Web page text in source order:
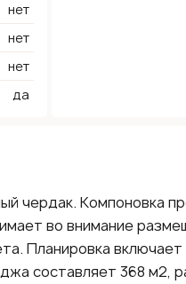
нет
нет
нет
да
чердак. Компоновка
во внимание
Планировка
составляет 368 м2,